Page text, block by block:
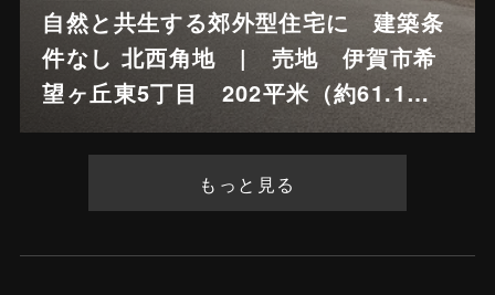
自然と共生する郊外型住宅に 建築条
件なし 北西角地 | 売地 伊賀市希
望ヶ丘東5丁目 202平米（約61.1…
もっと見る